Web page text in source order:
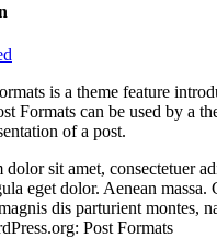
is a theme feature
Formats can be used by a
of a post.
dolor sit amet, consectetuer
eget dolor. Aenean massa.
dis parturient montes,
Post Formats